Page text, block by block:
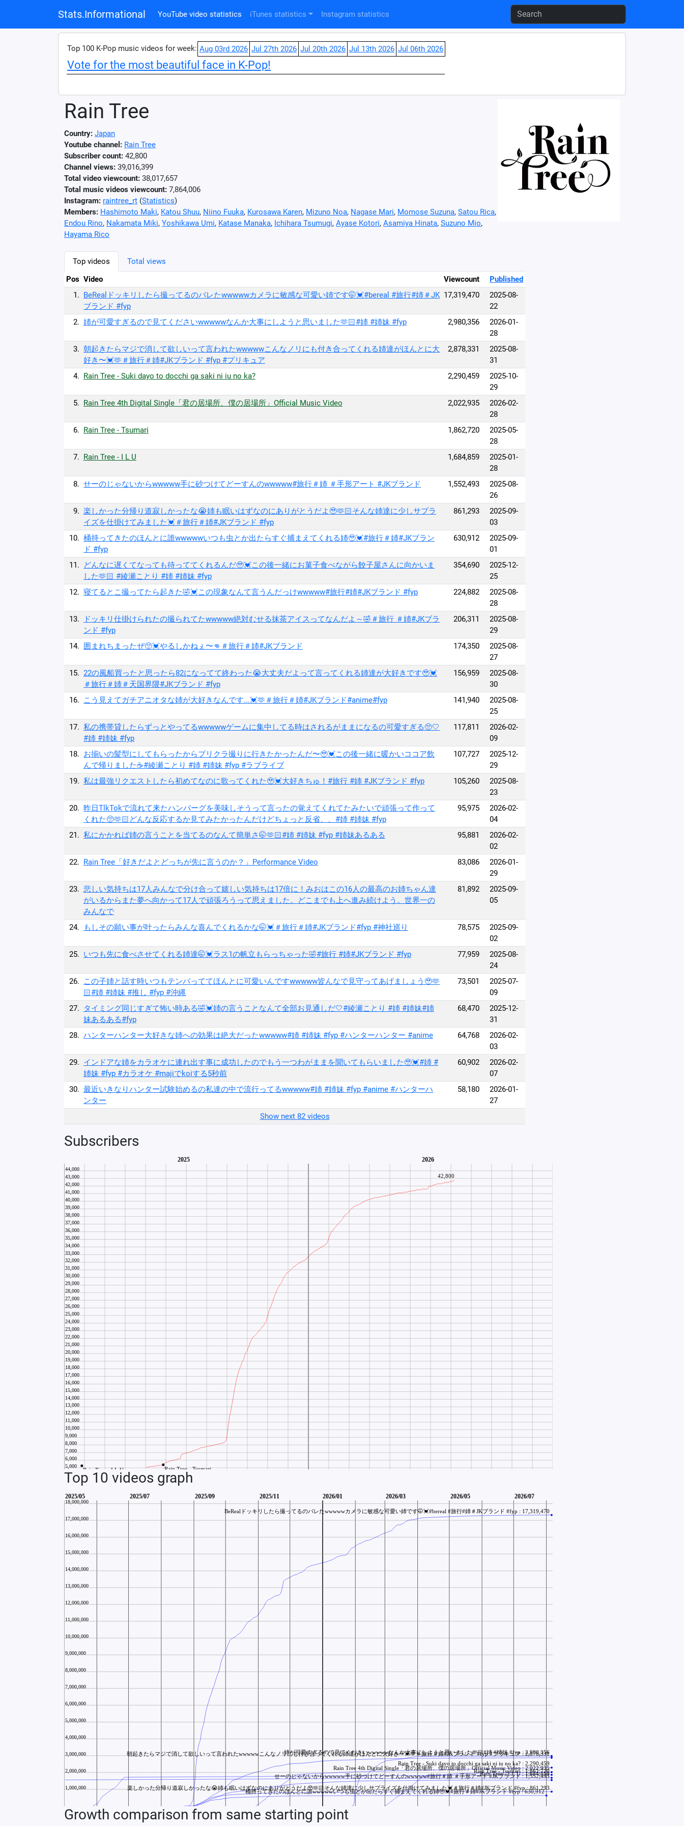
Stats.Informational YouTube video statistics iTunes statistics Instagram statistics
Top 100 K-Pop music videos for week: Aug 03rd 2026 Jul 27th 2026 Jul 20th 2026 Jul 13th 2026 Jul 06th 2026
Vote for the most beautiful face in K-Pop!
Rain Tree
Country: Japan
Youtube channel: Rain Tree
Subscriber count: 42,800
Channel views: 39,016,399
Total video viewcount: 38,017,657
Total music videos viewcount: 7,864,006
Instagram: raintree_rt (Statistics)
Members: Hashimoto Maki, Katou Shuu, Niino Fuuka, Kurosawa Karen, Mizuno Noa, Nagase Mari, Momose Suzuna, Satou Rica,
Endou Rino, Nakamata Miki, Yoshikawa Umi, Katase Manaka, Ichihara Tsumugi, Ayase Kotori, Asamiya Hinata, Suzuno Mio,
Hayama Rico
Top videos
Total views
Pos Video Viewcount
Published
1. BeRealドッキリしたら撮ってるのバレたwwwwwカメラに敏感な可愛い姉です🤭💓#bereal #旅行#姉＃JK
ブランド #fyp
17,319,470
2025-08-
22
2. 姉が可愛すぎるので見てくださいwwwwwなんか大事にしようと思いました🫶🏻#姉 #姉妹 #fyp 2,980,356
2026-01-
28
3. 朝起きたらマジで消して欲しいって言われたwwwwwこんなノリにも付き合ってくれる姉達がほんとに大
好き〜💓🫶＃旅行＃姉#JKブランド #fyp #プリキュア
2,878,331
2025-08-
31
4. Rain Tree - Suki dayo to docchi ga saki ni iu no ka? 2,290,459
2025-10-
29
5. Rain Tree 4th Digital Single「君の居場所、僕の居場所」Official Music Video 2,022,935
2026-02-
28
6. Rain Tree - Tsumari 1,862,720
2025-05-
28
7. Rain Tree - I L U 1,684,859
2025-01-
28
8. せーのじゃないからwwwww手に砂つけてどーすんのwwwww#旅行＃姉 ＃手形アート #JKブランド 1,552,493
2025-08-
26
9. 楽しかった分帰り道寂しかったな😭姉も眠いはずなのにありがとうだよ🥹🫶🏻そんな姉達に少しサプラ
イズを仕掛けてみました💓＃旅行＃姉#JKブランド #fyp
861,293
2025-09-
03
10. 桶持ってきたのほんとに誰wwwwwいつも虫とか出たらすぐ捕まえてくれる姉🥹💓#旅行＃姉#JKブラン
ド #fyp
630,912
2025-09-
01
11.
どんなに遅くてなっても待っててくれるんだ🥹💓この後一緒にお菓子食べながら餃子屋さんに向かいま
した🫶🏻 #綾瀬ことり #姉 #姉妹 #fyp
354,690
2025-12-
25
12. 寝てるとこ撮ってたら起きた🤣💓この現象なんて言うんだっけwwwww#旅行#姉#JKブランド #fyp 224,882
2025-08-
28
13.
ドッキリ仕掛けられたの撮られてたwwwww絶対むせる抹茶アイスってなんだよ～🤣＃旅行 ＃姉#JKブラ
ンド #fyp
206,311
2025-08-
29
14. 囲まれちまったぜ🥺💓やるしかねぇ〜👊＃旅行＃姉#JKブランド 174,350
2025-08-
27
15. 22の風船買ったと思ったら82になってて終わった😭大丈夫だよって言ってくれる姉達が大好きです🥹💓
＃旅行＃姉＃天国界隈#JKブランド #fyp
156,959
2025-08-
30
16.
こう見えてガチアニオタな姉が大好きなんです...💓🫶＃旅行＃姉#JKブランド#anime#fyp 141,940
2025-08-
25
17. 私の携帯貸したらずっとやってるwwwwwゲームに集中してる時はされるがままになるの可愛すぎる🥺🤍
#姉 #姉妹 #fyp
117,811
2026-02-
09
18. お揃いの髪型にしてもらったからプリクラ撮りに行きたかったんだ〜🥹💓この後一緒に暖かいココア飲
んで帰りました☕️#綾瀬ことり #姉 #姉妹 #fyp #ラブライブ
107,727
2025-12-
29
19. 私は最強リクエストしたら初めてなのに歌ってくれた🥹💓大好きちゅ！#旅行 #姉 #JKブランド #fyp 105,260
2025-08-
23
20. 昨日TlkTokで流れて来たハンバーグを美味しそうって言ったの覚えてくれてたみたいで頑張って作って
くれた🥺🫶🏻どんな反応するか見てみたかったんだけどちょっと反省、、#姉 #姉妹 #fyp
95,975
2026-02-
04
21. 私にかかれば姉の言うことを当てるのなんて簡単さ🤭🫶🏻#姉 #姉妹 #fyp #姉妹あるある 95,881
2026-02-
02
22. Rain Tree「好きだよとどっちが先に言うのか？」Performance Video 83,086
2026-01-
29
23. 悲しい気持ちは17人みんなで分け合って嬉しい気持ちは17倍に！みおはこの16人の最高のお姉ちゃん達
がいるからまた夢へ向かって17人で頑張ろうって思えました。どこまでも上へ進み続けよう。世界一の
みんなで
81,892
2025-09-
05
24. もしその願い事が叶ったらみんな喜んでくれるかな🤭💓＃旅行＃姉#JKブランド#fyp #神社巡り 78,575
2025-09-
02
25. いつも先に食べさせてくれる姉達🤭💓ラス1の帆立もらっちゃった🤣#旅行 #姉#JKブランド #fyp 77,959
2025-08-
24
26.
この子姉と話す時いつもテンパっててほんとに可愛いんですwwwww皆んなで見守ってあげましょう🥹🫶
🏻#姉 #姉妹 #推し #fyp #沖縄
73,501
2025-07-
09
27.
タイミング同じすぎて怖い時ある🤣💓姉の言うことなんて全部お見通しだ🤍#綾瀬ことり #姉 #姉妹#姉
妹あるある#fyp
68,470
2025-12-
31
28. ハンターハンター大好きな姉への効果は絶大だったwwwww#姉 #姉妹 #fyp #ハンターハンター #anime 64,768
2026-02-
03
29. インドアな姉をカラオケに連れ出す事に成功したのでもう一つわがままを聞いてもらいました🥹💓#姉 #
姉妹 #fyp #カラオケ #majiでkoiする5秒前
60,902
2026-02-
07
30. 最近いきなりハンター試験始めるの私達の中で流行ってるwwwww#姉 #姉妹 #fyp #anime #ハンターハ
ンター
58,180
2026-01-
27
Show next 82 videos
Subscribers
Top 10 videos graph
Growth comparison from same starting point